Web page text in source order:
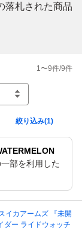
落札された商品
1 〜9件/9件
絞り込み(1)
部を利用した
イカアームズ 『未開
ダー ライドウォッチ